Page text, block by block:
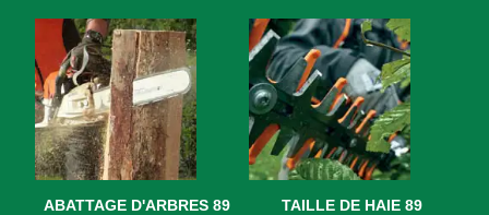
ABATTAGE D'ARBRES 89 TAILLE DE HAIE 89